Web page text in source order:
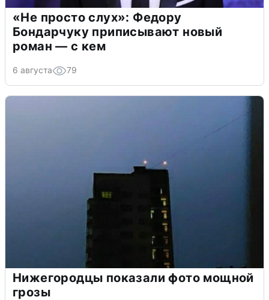
«Не просто слух»: Федору
Бондарчуку приписывают новый
роман — с кем
6 августа 79
Нижегородцы показали фото мощной
грозы